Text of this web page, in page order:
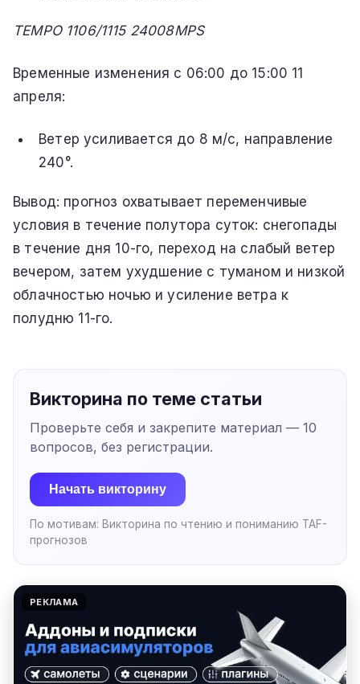
TEMPO 1106/1115 24008MPS
Временные изменения с 06:00 до 15:00 11
апреля:
Ветер усиливается до 8 м/с, направление
240°.
Вывод: прогноз охватывает переменчивые
условия в течение полутора суток: снегопады
в течение дня 10-го, переход на слабый ветер
вечером, затем ухудшение с туманом и низкой
облачностью ночью и усиление ветра к
полудню 11-го.
Викторина по теме статьи
Проверьте себя и закрепите материал — 10
вопросов, без регистрации.
Начать викторину
По мотивам: Викторина по чтению и пониманию TAF-
прогнозов
РЕКЛАМА